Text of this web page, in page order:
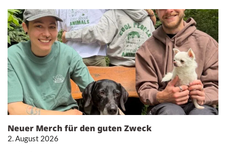
Neuer Merch für den guten Zweck
2. August 2026